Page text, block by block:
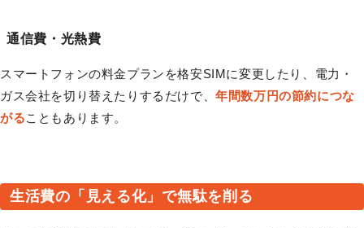
通信費・光熱費
スマートフォンの料金プランを格安SIMに変更したり、電力・
ガス会社を切り替えたりするだけで、年間数万円の節約につな
がることもあります。
生活費の「見える化」で無駄を削る